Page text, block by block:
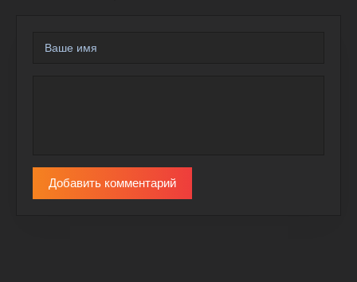
Добавить комментарий